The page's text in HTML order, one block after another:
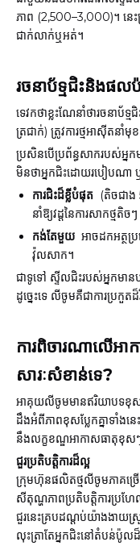
ភាព (2,500–3,000)។ នេះ
ជាក់លាក់ឬអត់។
រចនាប័ទ្មជិះនិងផល
ទេវកថាខ្លះណែនាំថារចនាប័ទ្
ត្រជាក់) ត្រូវការថ្មអាស៊ីតនាំមុ
ប្រសិនបើប្រព័ន្ធសាករបស់អ្ន
មិនថាអ្នកជិះដោយរបៀបណ
ការជិះដ៏ខ្លីបំផុត
(តិចជាង
នាំឱ្យវដ្តនៃការសាកថ្មតិ
កង់តែមួយ អាចដកអត្ថ
វ៉ុលសាក។
ជាទូទៅ ស្ទីលជិះរបស់អ្នកមាន
ដូច្នេះទេ លីចូមគឺជាការប្រកួត
ការពិចារណាលើអា
សារៈសំខាន់ទេ?
អាគុយលីចូមមានឥរិយាបទខុស
ដឹងអំពីភាពខុសប្លែកគ្នាទាំង
នឹងលក្ខខណ្ឌអាកាសធាតុខុសៗ
ជួរប្រតិបត្តិការដ៏ល្អ
ក្រុមហ៊ុនផលិតថ្មលីចូមភាគច្រ
សីតុណ្ហភាពប្រតិបត្តិការប្រ
ជួរនេះគ្របដណ្តប់យ៉ាងងាយ
លុះត្រាតែអ្នកជិះនៅតំបន់ប៉ូ